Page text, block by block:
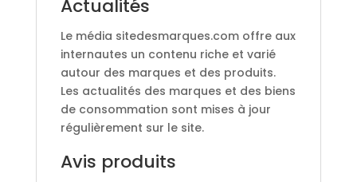
Actualités
Le média sitedesmarques.com offre aux
internautes un contenu riche et varié
autour des marques et des produits.
Les actualités des marques et des biens
de consommation sont mises à jour
régulièrement sur le site.
Avis produits